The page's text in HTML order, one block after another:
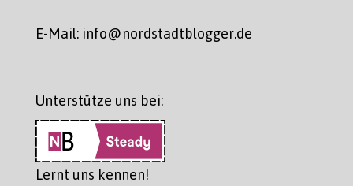
E-Mail: info@nordstadtblogger.de
Unterstütze uns bei:
Lernt uns kennen!